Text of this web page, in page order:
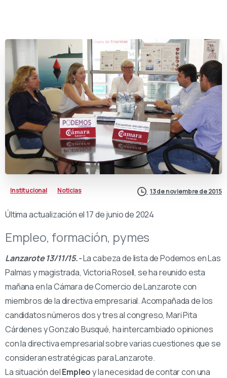
Institucional Noticias 13 de noviembre de 2015
Última actualización el 17 de junio de 2024
Empleo, formación, pymes
Lanzarote 13/11/15.-La cabeza de lista de Podemos en Las
Palmas y magistrada, Victoria Rosell, se ha reunido esta
mañana en la Cámara de Comercio de Lanzarote con
miembros de la directiva empresarial. Acompañada de los
candidatos números dos y tres al congreso, Mari Pita
Cárdenes y Gonzalo Busqué, ha intercambiado opiniones
con la directiva empresarial sobre varias cuestiones que se
consideran estratégicas para Lanzarote.
La situación delEmpleoy la necesidad de contar con una